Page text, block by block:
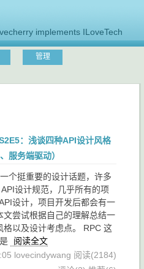
implements ILoveTech
管理
：浅谈四种API设计风格
服务端驱动）
个挺重要的设计话题，许多
设计规范，几乎所有的项
设计，项目开发后都会有一
尝试根据自己的理解总结一
以及设计考虑点。 RPC 这
阅读全文
lovecindywang 阅读(2184)